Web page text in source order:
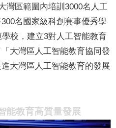
灣區範圍內培訓3000名人工
名國家級科創賽事優秀學
校，建立3對人工智能教育
大灣區人工智能教育協同發
大灣區人工智能教育的發展
能教育高質量發展